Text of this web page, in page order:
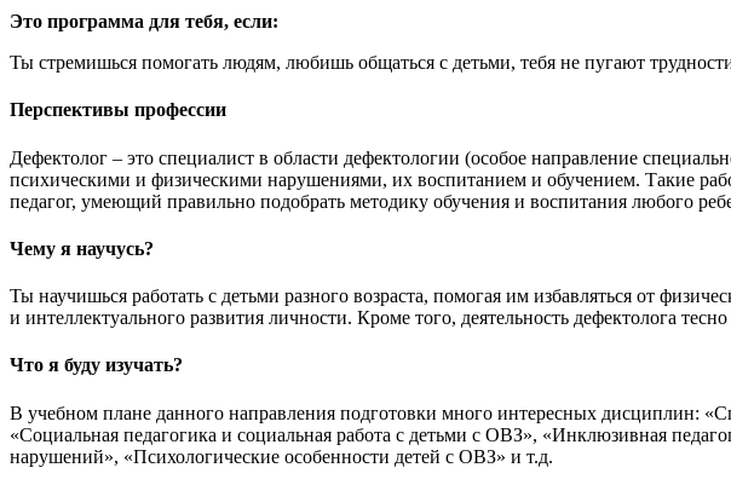
Это программа для тебя, если:
Ты стремишься помогать людям, любишь общаться с детьми, тебя не пугают
Перспективы профессии
Дефектолог – это специалист в области дефектологии (особое направление
психическими и физическими нарушениями, их воспитанием и обучением. Такие
педагог, умеющий правильно подобрать методику обучения и воспитания любого
Чему я научусь?
Ты научишься работать с детьми разного возраста, помогая им избавляться от
и интеллектуального развития личности. Кроме того, деятельность дефектолога
Что я буду изучать?
В учебном плане данного направления подготовки много интересных дисциплин:
«Социальная педагогика и социальная работа с детьми с ОВЗ», «Инклюзивная
нарушений», «Психологические особенности детей с ОВЗ» и т.д.